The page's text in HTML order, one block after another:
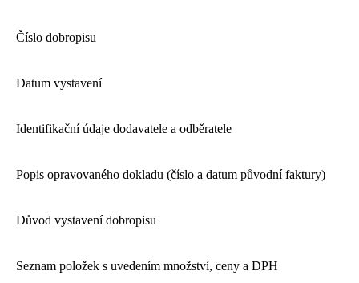
Číslo dobropisu
Datum vystavení
Identifikační údaje dodavatele a odběratele
Popis opravovaného dokladu (číslo a datum původní faktury)
Důvod vystavení dobropisu
Seznam položek s uvedením množství, ceny a DPH